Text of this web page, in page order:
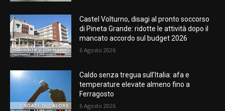
Castel Volturno, disagi al pronto soccorso
di Pineta Grande: ridotte le attività dopo il
mancato accordo sul budget 2026
6 Agosto 2026
Caldo senza tregua sull’Italia: afa e
temperature elevate almeno fino a
Ferragosto
6 Agosto 2026